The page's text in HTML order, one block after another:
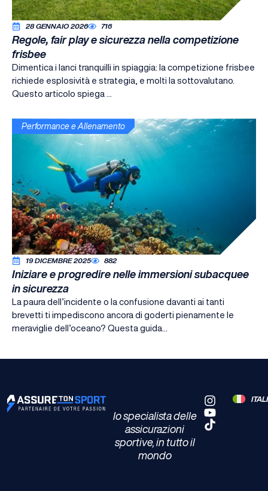
28 GENNAIO 2026 716
Regole, fair play e sicurezza nella competizione
frisbee
Dimentica i lanci tranquilli in spiaggia: la competizione frisbee
richiede esplosività e strategia, e molti la sottovalutano.
Questo articolo spiega ...
Performance e Allenamento
19 DICEMBRE 2025 882
Iniziare e progredire nelle immersioni subacquee
in sicurezza
La paura dell’incidente o la confusione davanti ai tanti
brevetti ti impediscono ancora di goderti pienamente le
meraviglie dell’oceano? Questa guida...
Io specialista delle
assicurazioni
sportive, in tutto il
mondo​